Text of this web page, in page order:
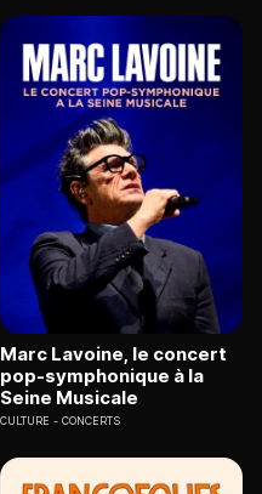
Marc Lavoine, le concert
pop-symphonique à la
Seine Musicale
CULTURE CONCERTS